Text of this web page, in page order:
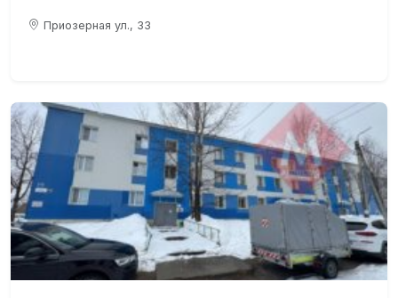
Приозерная ул., 33